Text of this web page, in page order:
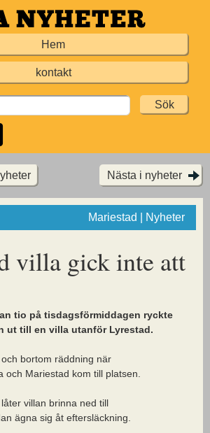
Hem
kontakt
Nästa i nyheter
Mariestad | Nyheter
villa gick inte att
tio på tisdagsförmiddagen ryckte
ut till en villa utanför Lyrestad.
bortom räddning när
och Mariestad kom till platsen.
villan brinna ned till
ägna sig åt eftersläckning.